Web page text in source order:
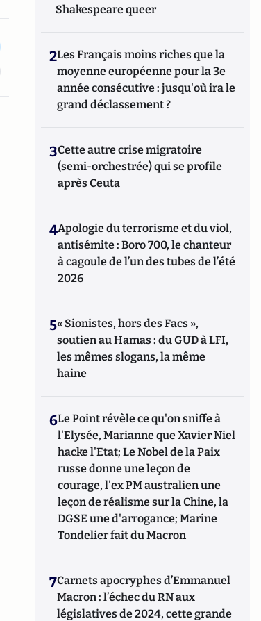
Shakespeare queer
2Les Français moins riches que la
moyenne européenne pour la 3e
année consécutive : jusqu'où ira le
grand déclassement ?
3Cette autre crise migratoire
(semi-orchestrée) qui se profile
après Ceuta
4Apologie du terrorisme et du viol,
antisémite : Boro 700, le chanteur
à cagoule de l’un des tubes de l’été
2026
5« Sionistes, hors des Facs »,
soutien au Hamas : du GUD à LFI,
les mêmes slogans, la même
haine
6Le Point révèle ce qu'on sniffe à
l'Elysée, Marianne que Xavier Niel
hacke l'Etat; Le Nobel de la Paix
russe donne une leçon de
courage, l'ex PM australien une
leçon de réalisme sur la Chine, la
DGSE une d'arrogance; Marine
Tondelier fait du Macron
7Carnets apocryphes d’Emmanuel
Macron : l’échec du RN aux
législatives de 2024, cette grande